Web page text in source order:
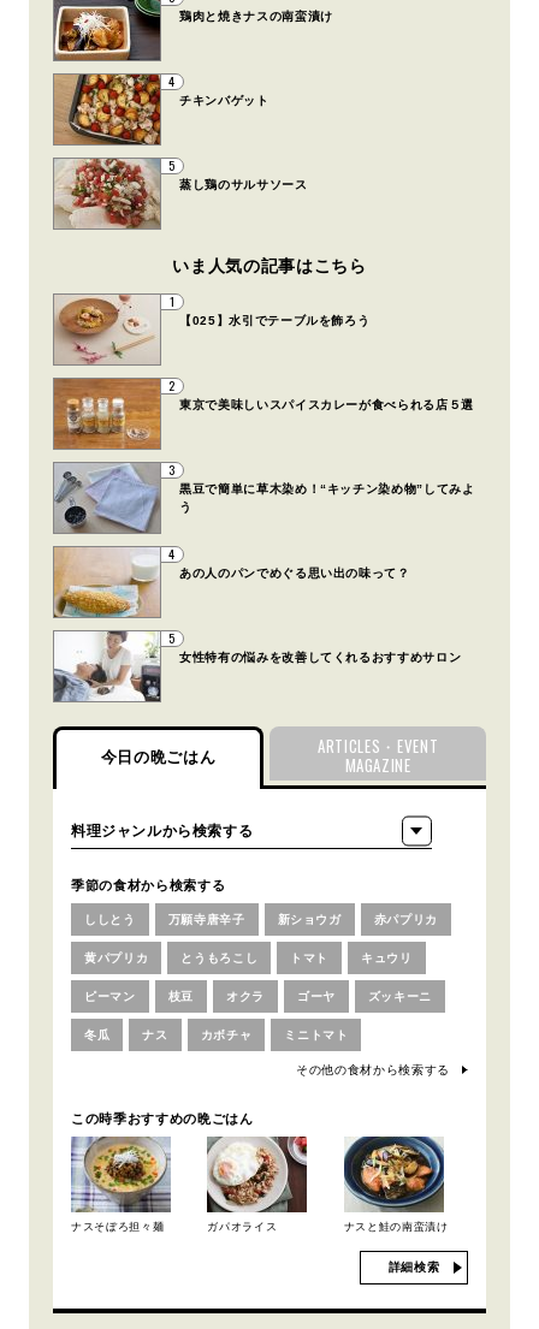
鶏肉と焼きナスの南蛮漬け
4
チキンバゲット
5
蒸し鶏のサルサソース
いま人気の記事はこちら
1
【025】水引でテーブルを飾ろう
2
東京で美味しいスパイスカレーが食べられる店５選
3
黒豆で簡単に草木染め！“キッチン染め物”してみよ
う
4
あの人のパンでめぐる思い出の味って？
5
女性特有の悩みを改善してくれるおすすめサロン
今日の晩ごはん
ARTICLES・EVENT
MAGAZINE
季節の食材から検索する
ししとう 万願寺唐辛子 新ショウガ 赤パプリカ
黄パプリカ とうもろこし トマト キュウリ
ピーマン 枝豆 オクラ ゴーヤ ズッキーニ
冬瓜 ナス カボチャ ミニトマト
その他の食材から検索する
この時季おすすめの晩ごはん
ナスそぼろ担々麺 ガパオライス ナスと鮭の南蛮漬け
詳細検索